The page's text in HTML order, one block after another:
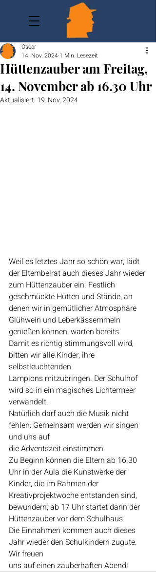
Hüttenzauber am Freitag,
14. November ab 16.30 Uhr
Oscar
14. Nov. 2024 1 Min. Lesezeit
Aktualisiert: 19. Nov. 2024
Weil es letztes Jahr so schön war, lädt
der Elternbeirat auch dieses Jahr wieder
zum Hüttenzauber ein. Festlich
geschmückte Hütten und Stände, an
denen wir in gemütlicher Atmosphäre
Glühwein und Leberkässemmeln
genießen können, warten bereits.
Damit es richtig stimmungsvoll wird,
bitten wir alle Kinder, ihre
selbstleuchtenden
Lampions mitzubringen. Der Schulhof
wird so in ein magisches Lichtermeer
verwandelt.
Natürlich darf auch die Musik nicht
fehlen: Gemeinsam werden wir singen
und uns auf
die Adventszeit einstimmen.
Zu Beginn können die Eltern ab 16.30
Uhr in der Aula die Kunstwerke der
Kinder, die im Rahmen der
Kreativprojektwoche entstanden sind,
bewundern; ab 17 Uhr startet dann der
Hüttenzauber vor dem Schulhaus.
Die Einnahmen kommen auch dieses
Jahr wieder den Schulkindern zugute.
Wir freuen
uns auf einen zauberhaften Abend!